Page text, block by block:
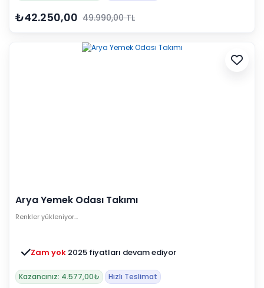
₺42.250,00 49.990,00 TL
Arya Yemek Odası Takımı
Renkler yükleniyor…
Zam yok 2025 fiyatları devam ediyor
Kazancınız: 4.577,00₺ Hızlı Teslimat